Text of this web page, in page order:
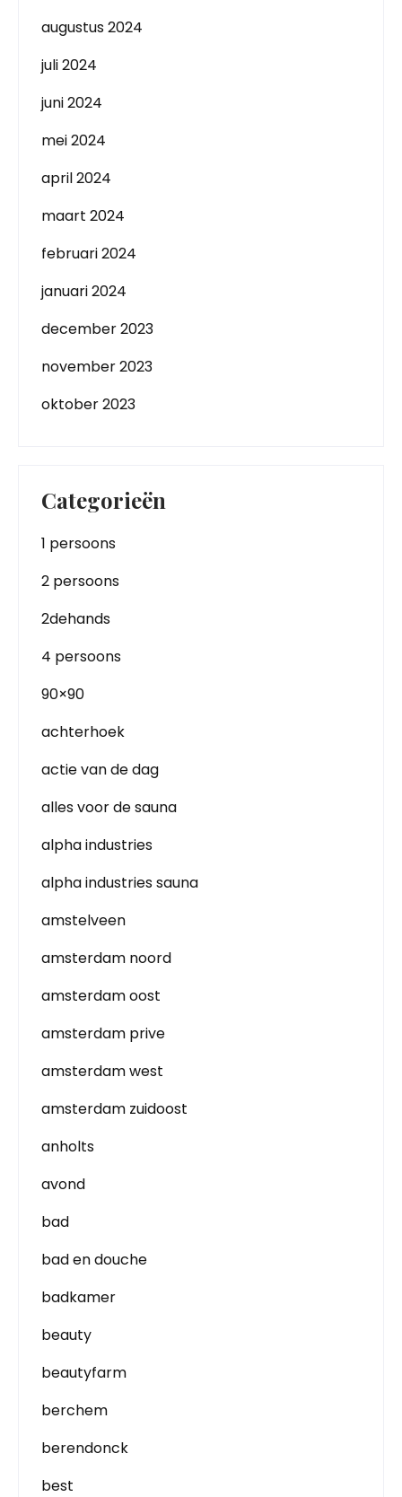
augustus 2024
juli 2024
juni 2024
mei 2024
april 2024
maart 2024
februari 2024
januari 2024
december 2023
november 2023
oktober 2023
Categorieën
1 persoons
2 persoons
2dehands
4 persoons
90×90
achterhoek
actie van de dag
alles voor de sauna
alpha industries
alpha industries sauna
amstelveen
amsterdam noord
amsterdam oost
amsterdam prive
amsterdam west
amsterdam zuidoost
anholts
avond
bad
bad en douche
badkamer
beauty
beautyfarm
berchem
berendonck
best